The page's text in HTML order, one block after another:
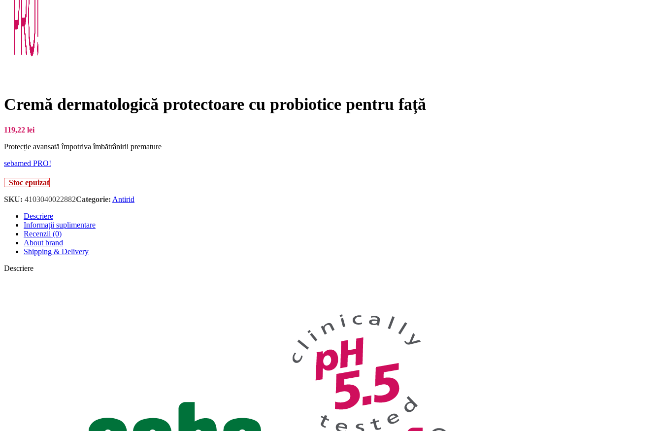
Cremă dermatologică protectoare cu probiotice pentru față
119,22 lei
Protecție avansată împotriva îmbătrânirii premature
sebamed PRO!
Stoc epuizat
SKU: 4103040022882Categorie: Antirid
Descriere
Informații suplimentare
Recenzii (0)
About brand
Shipping & Delivery
Descriere